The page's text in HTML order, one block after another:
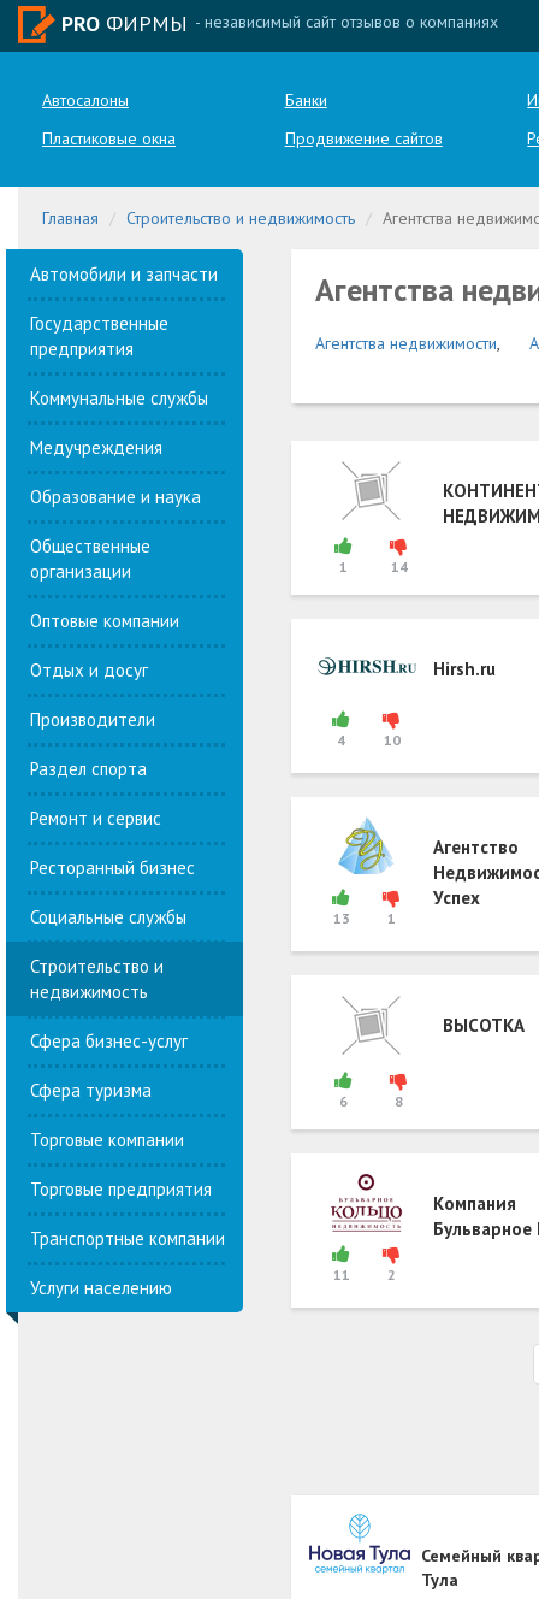
PRO ФИРМЫ - независимый сайт отзывов о компаниях
Автосалоны Банки
Пластиковые окна
Продвижение сайтов
Главная Строительство и недвижимость Агентства
Автомобили и запчасти
Государственные
предприятия
Коммунальные службы
Медучреждения
Образование и наука
Общественные
организации
Оптовые компании
Отдых и досуг
Производители
Раздел спорта
Ремонт и сервис
Ресторанный бизнес
Социальные службы
Строительство и
недвижимость
Сфера бизнес-услуг
Сфера туризма
Торговые компании
Торговые предприятия
Транспортные компании
Услуги населению
Агентства
Агентства недвижимости,
1 14
4 10
Hirsh.ru
13 1
Агентство
Успех
6 8
ВЫСОТКА
11 2
Компания
Бульварное
Семейный
Тула